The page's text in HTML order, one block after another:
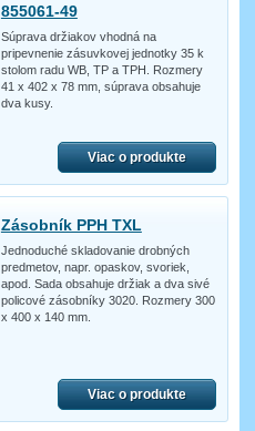
855061-49
Súprava držiakov vhodná na
pripevnenie zásuvkovej jednotky 35 k
stolom radu WB, TP a TPH. Rozmery
41 x 402 x 78 mm, súprava obsahuje
dva kusy.
Viac o produkte
Zásobník PPH TXL
Jednoduché skladovanie drobných
predmetov, napr. opaskov, svoriek,
apod. Sada obsahuje držiak a dva sivé
policové zásobníky 3020. Rozmery 300
x 400 x 140 mm.
Viac o produkte